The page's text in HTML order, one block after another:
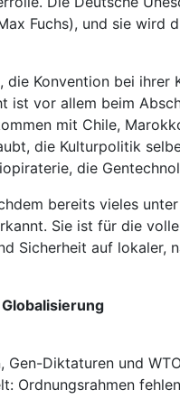
Fuchs), und sie wird
die Konvention bei
ist vor allem beim
mit Chile,
die Kulturpolitik
die
bereits vieles
Sie ist für die
Sicherheit auf
Gen-Diktaturen und
Ordnungsrahmen